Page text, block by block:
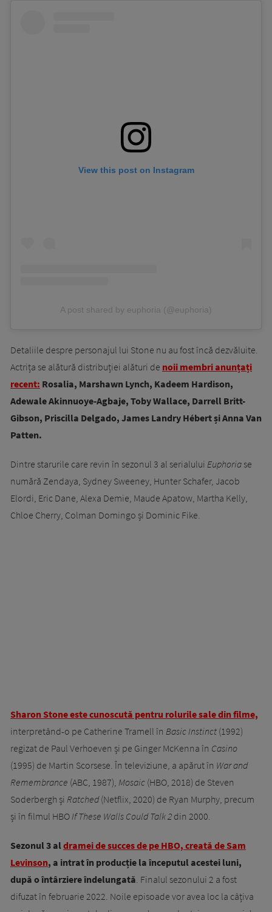
View this post on Instagram
A post shared by euphoria (@euphoria)
Detaliile despre personajul lui Stone nu au fost încă dezvăluite.
Actrița se alătură distribuției alături de noii membri anunțați
recent: Rosalia, Marshawn Lynch, Kadeem Hardison,
Adewale Akinnuoye-Agbaje, Toby Wallace, Darrell Britt-
Gibson, Priscilla Delgado, James Landry Hébert și Anna Van
Patten.
Dintre starurile care revin în sezonul 3 al serialului Euphoriase
numără Zendaya, Sydney Sweeney, Hunter Schafer, Jacob
Elordi, Eric Dane, Alexa Demie, Maude Apatow, Martha Kelly,
Chloe Cherry, Colman Domingo și Dominic Fike.
Sharon Stone este cunoscută pentru rolurile sale din filme,
interpretând-o pe Catherine Tramell în Basic Instinct (1992)
regizat de Paul Verhoeven și pe Ginger McKenna în Casino
(1995) de Martin Scorsese. În televiziune, a apărut în War and
Remembrance (ABC, 1987), Mosaic (HBO, 2018) de Steven
Soderbergh și Ratched(Netflix, 2020) de Ryan Murphy, precum
și în filmul HBO If These Walls Could Talk 2 din 2000.
Sezonul 3 al dramei de succes de pe HBO, creată de Sam
Levinson, a intrat în producție la începutul acestei luni,
după o întârziere îndelungată . Finalul sezonului 2 a fost
difuzat în februarie 2022. Noile episoade vor avea loc la câțiva